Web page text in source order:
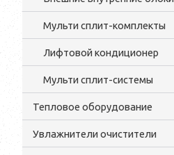
Мульти cплит-комплекты
Лифтовой кондиционер
Мульти сплит-системы
Тепловое оборудование
Увлажнители очистители